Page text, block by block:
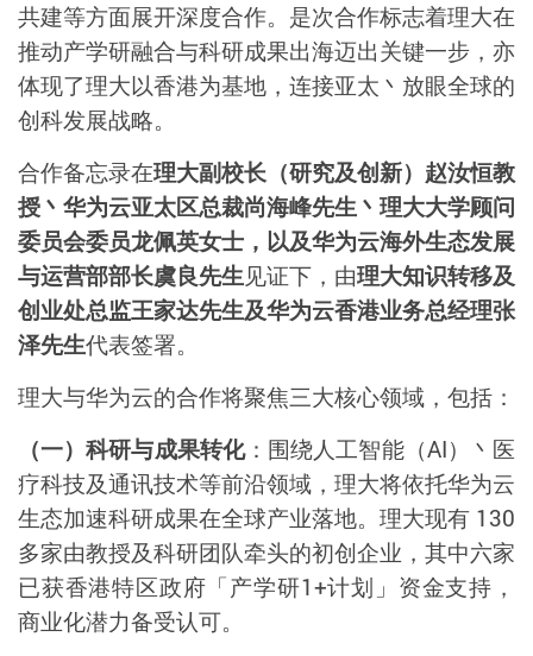
共建等方面展开深度合作。是次合作标志着理大在
推动产学研融合与科研成果出海迈出关键一步，亦
体现了理大以香港为基地，连接亚太丶放眼全球的
创科发展战略。
合作备忘录在理大副校长（研究及创新）赵汝恒教
授丶华为云亚太区总裁尚海峰先生丶理大大学顾问
委员会委员龙佩英女士，以及华为云海外生态发展
与运营部部长虞良先生见证下，由理大知识转移及
创业处总监王家达先生及华为云香港业务总经理张
泽先生代表签署。
理大与华为云的合作将聚焦三大核心领域，包括：
（一）科研与成果转化：围绕人工智能（AI）丶医
疗科技及通讯技术等前沿领域，理大将依托华为云
生态加速科研成果在全球产业落地。理大现有 130
多家由教授及科研团队牵头的初创企业，其中六家
已获香港特区政府「产学研1+计划」资金支持，
商业化潜力备受认可。